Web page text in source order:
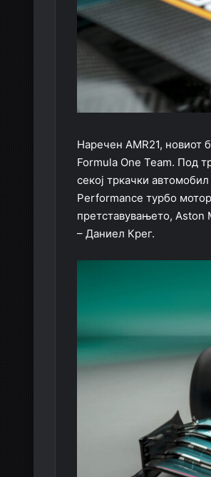
Наречен AMR21, новиот
Formula One Team. Под
секој тркачки
Performance турбо
претставувањето, Aston
– Даниел Крег.